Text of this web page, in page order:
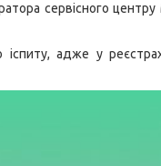
сервісного
адже у